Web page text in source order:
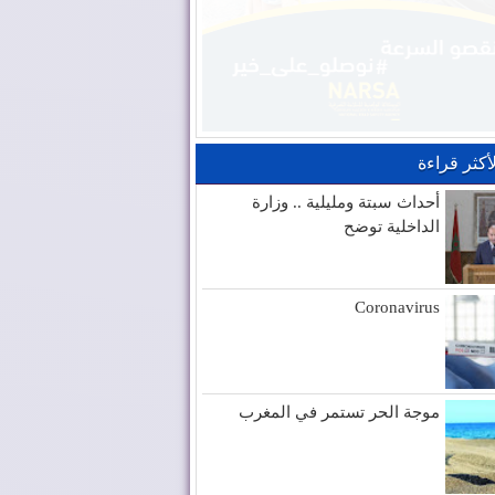
قراءة
أحداث سبتة ومليلية .. وزارة
الداخلية توضح
Coronavirus
موجة الحر تستمر في المغرب